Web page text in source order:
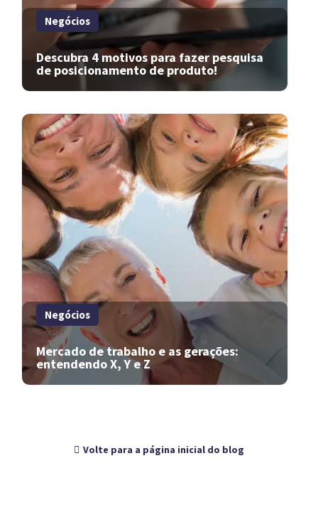
Negócios
Descubra 4 motivos para fazer pesquisa
de posicionamento de produto!
Negócios
Mercado de trabalho e as gerações:
entendendo X, Y e Z
Volte para a página inicial do blog